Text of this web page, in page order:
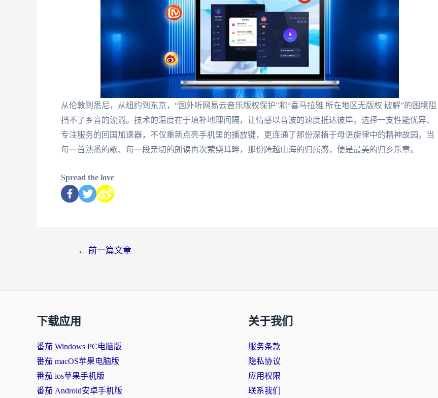
从伦敦到悉尼，从纽约到东京，“国外听网易云音乐版权保护”和“喜马拉雅 所在地区无版权 破解”的困境阻
挡不了乡音的流淌。技术的温度在于填补地理间隔，让情感以音波的速度抵达彼岸。选择一支性能优异、
专注服务的回国加速器，不仅重新点亮手机里的播放键，更连通了那份深植于母语旋律中的精神故园。当
每一首熟悉的歌、每一段亲切的朗读再次萦绕耳畔，那份跨越山海的归属感，便是最美的归乡乐章。
Spread the love
← 前一篇文章
下载应用
番茄 Windows PC电脑版
番茄 macOS苹果电脑版
番茄 ios苹果手机版
番茄 Android安卓手机版
关于我们
服务条款
隐私协议
应用权限
联系我们